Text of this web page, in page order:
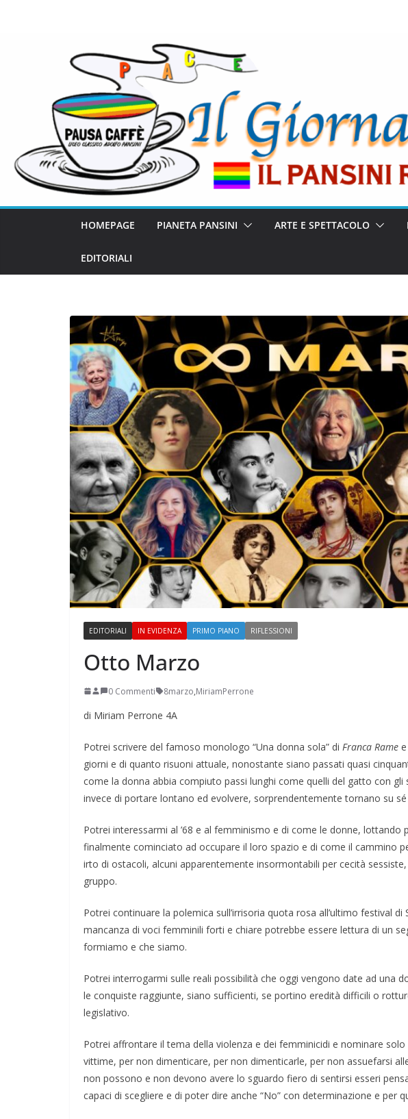
HOMEPAGE PIANETA PANSINI ARTE E SPETTACOLO
EDITORIALI
EDITORIALI IN EVIDENZA PRIMO PIANO RIFLESSIONI
Otto Marzo
0 Commenti 8marzo,MiriamPerrone
di Miriam Perrone 4A
Potrei scrivere del famoso monologo “Una donna sola” di Franca Rame e
giorni e di quanto risuoni attuale, nonostante siano passati quasi
come la donna abbia compiuto passi lunghi come quelli del gatto con gli
invece di portare lontano ed evolvere, sorprendentemente tornano su
Potrei interessarmi al ’68 e al femminismo e di come le donne, lottando
finalmente cominciato ad occupare il loro spazio e di come il cammino
irto di ostacoli, alcuni apparentemente insormontabili per cecità
gruppo.
Potrei continuare la polemica sull’irrisoria quota rosa all’ultimo festival
mancanza di voci femminili forti e chiare potrebbe essere lettura di un
formiamo e che siamo.
Potrei interrogarmi sulle reali possibilità che oggi vengono date ad una
le conquiste raggiunte, siano sufficienti, se portino eredità difficili o
legislativo.
Potrei affrontare il tema della violenza e dei femminicidi e nominare
vittime, per non dimenticare, per non dimenticarle, per non assuefarsi
non possono e non devono avere lo sguardo fiero di sentirsi esseri
capaci di scegliere e di poter dire anche “No” con determinazione e per
Incontro sul referendum per la riforma della
magistratura
Perle dei prof #38